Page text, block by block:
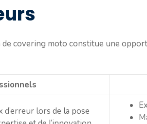
de covering moto constitue une
lors de la pose